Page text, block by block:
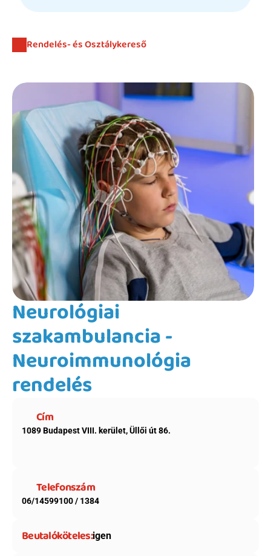
Szülőknek
HEIM Akadémia
Rendelés- és Osztálykereső
Neurológiai
szakambulancia -
Neuroimmunológia
rendelés
Cím
1089 Budapest VIII. kerület, Üllői út 86.
Telefonszám
06/14599100 / 1384
Beutalóköteles:igen